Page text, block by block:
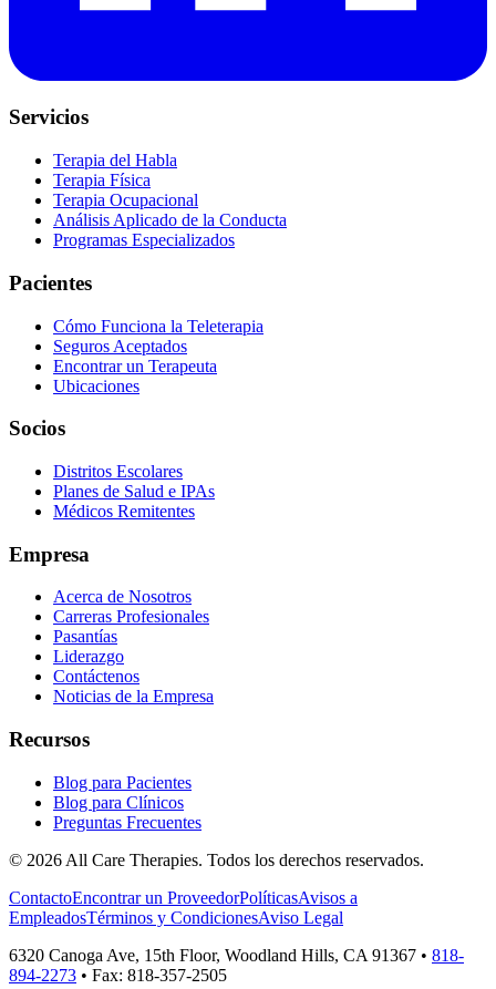
Servicios
Terapia del Habla
Terapia Física
Terapia Ocupacional
Análisis Aplicado de la Conducta
Programas Especializados
Pacientes
Cómo Funciona la Teleterapia
Seguros Aceptados
Encontrar un Terapeuta
Ubicaciones
Socios
Distritos Escolares
Planes de Salud e IPAs
Médicos Remitentes
Empresa
Acerca de Nosotros
Carreras Profesionales
Pasantías
Liderazgo
Contáctenos
Noticias de la Empresa
Recursos
Blog para Pacientes
Blog para Clínicos
Preguntas Frecuentes
© 2026 All Care Therapies. Todos los derechos reservados.
ContactoEncontrar un ProveedorPolíticasAvisos a
EmpleadosTérminos y CondicionesAviso Legal
6320 Canoga Ave, 15th Floor, Woodland Hills, CA 91367 • 818-
894-2273 • Fax: 818-357-2505